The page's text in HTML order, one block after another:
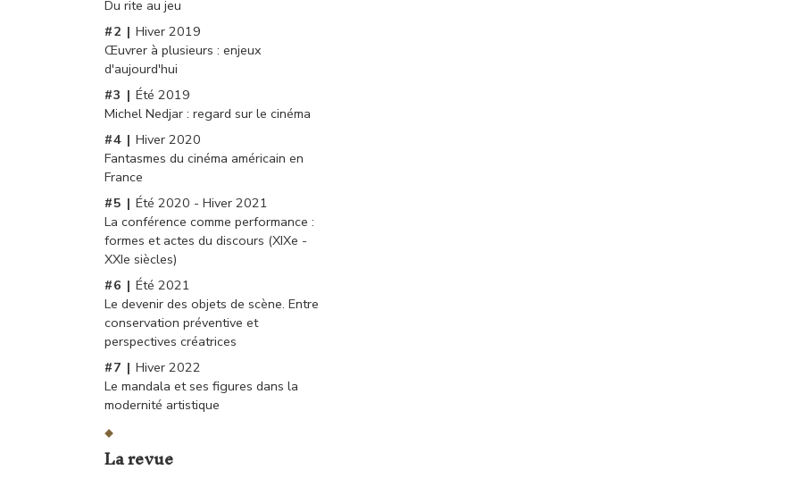
Du rite au jeu
Hiver 2019
Œuvrer à plusieurs : enjeux
d'aujourd'hui
Été 2019
Michel Nedjar : regard sur le cinéma
Hiver 2020
Fantasmes du cinéma américain en
France
Été 2020 - Hiver 2021
La conférence comme performance :
formes et actes du discours (XIXe -
XXIe siècles)
Été 2021
Le devenir des objets de scène. Entre
conservation préventive et
perspectives créatrices
Hiver 2022
Le mandala et ses figures dans la
modernité artistique
La revue